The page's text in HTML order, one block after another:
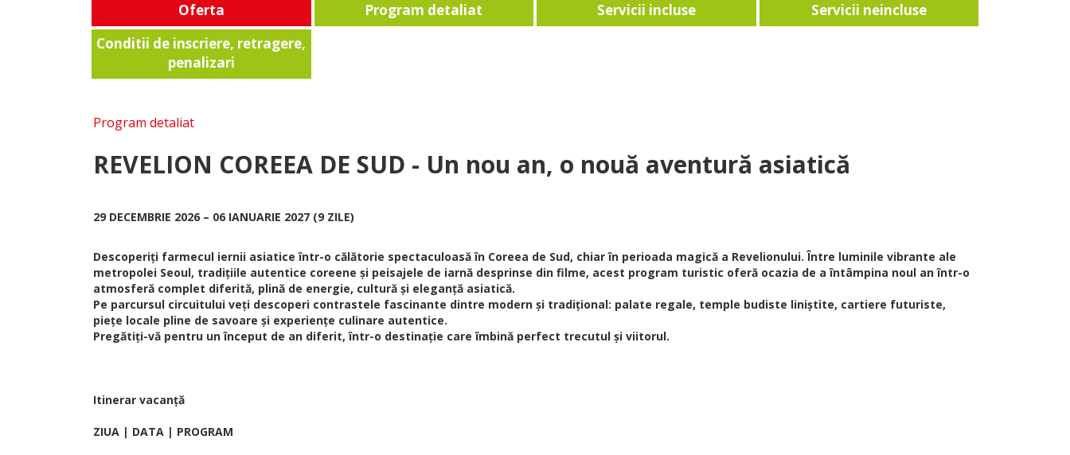
Oferta Program detaliat Servicii incluse
Servicii neincluse
Conditii de inscriere, retragere,
penalizari
Program detaliat
REVELION COREEA DE SUD - Un nou an, o nouă aventură asiatică
29 DECEMBRIE 2026 – 06 IANUARIE 2027 (9 ZILE)
Descoperiți farmecul iernii asiatice într-o călătorie spectaculoasă în Coreea de Sud, chiar în perioada magică a Revelionului. Între luminile vibrante ale
metropolei Seoul, tradițiile autentice coreene și peisajele de iarnă desprinse din filme, acest program turistic oferă ocazia de a întâmpina noul an într-o
atmosferă complet diferită, plină de energie, cultură și eleganță asiatică.
Pe parcursul circuitului veți descoperi contrastele fascinante dintre modern și tradițional: palate regale, temple budiste liniștite, cartiere futuriste,
piețe locale pline de savoare și experiențe culinare autentice.
Pregătiți-vă pentru un început de an diferit, într-o destinație care îmbină perfect trecutul și viitorul.
Itinerar vacanță
ZIUA | DATA | PROGRAM